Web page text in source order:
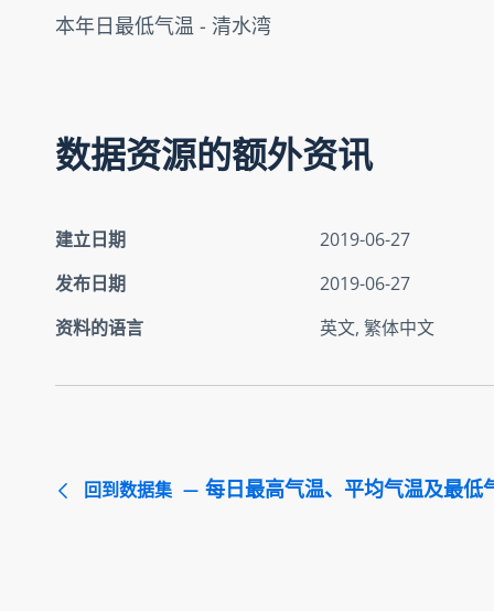
本年日最低气温 - 清水湾
数据资源的额外资讯
建立日期
2019-06-27
发布日期
2019-06-27
资料的语言
英文, 繁体中文
回到数据集 每日最高气温、平均气温及最低